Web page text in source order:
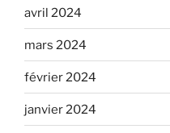
avril 2024
mars 2024
février 2024
janvier 2024